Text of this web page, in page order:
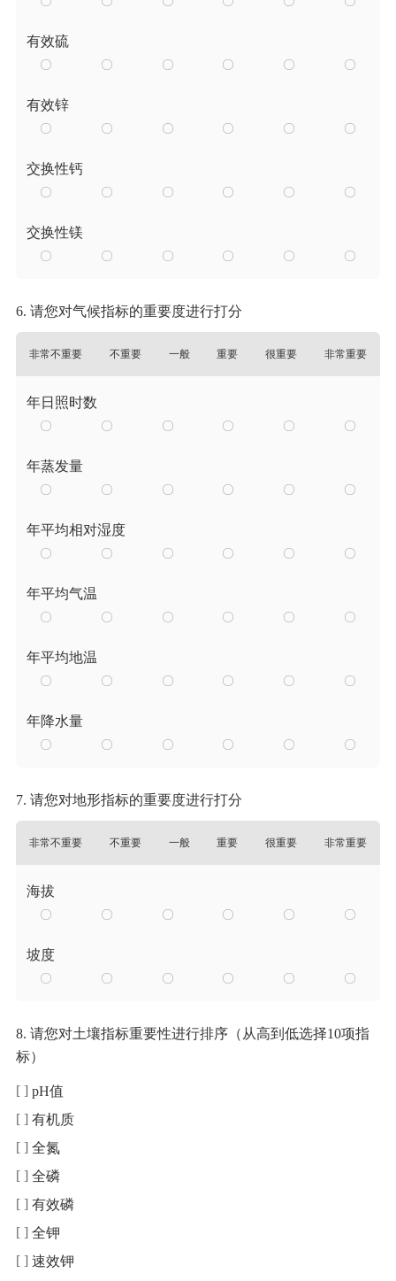
有效硫
有效锌
交换性钙
交换性镁
6. 请您对气候指标的重要度进行打分
非常不重要 不重要 一般 重要 很重要 非常重要
年日照时数
年蒸发量
年平均相对湿度
年平均气温
年平均地温
年降水量
7. 请您对地形指标的重要度进行打分
非常不重要 不重要 一般 重要 很重要 非常重要
海拔
坡度
8. 请您对土壤指标重要性进行排序（从高到低选择10项指
标）
pH值
有机质
全氮
全磷
有效磷
全钾
速效钾